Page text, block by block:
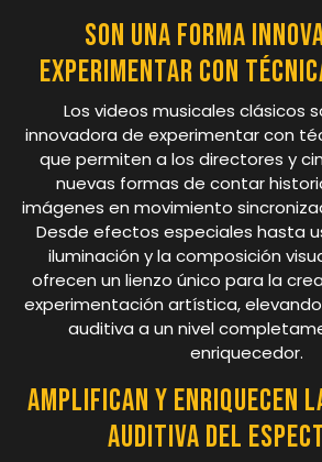
Son una forma
experimentar con
Los videos musicales clásicos
innovadora de experimentar con
que permiten a los directores y
nuevas formas de contar
imágenes en movimiento
Desde efectos especiales hasta
iluminación y la composición
ofrecen un lienzo único para la
experimentación artística,
auditiva a un nivel
enriquecedor.
Amplifican y enriquecen
auditiva del